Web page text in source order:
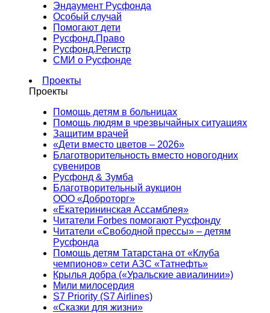
Эндаумент Русфонда
Особый случай
Помогают дети
Русфонд.Право
Русфонд.Регистр
СМИ о Русфонде
Проекты
Проекты
Помощь детям в больницах
Помощь людям в чрезвычайных ситуациях
Защитим врачей
«Дети вместо цветов – 2026»
Благотворительность вместо новогодних
сувениров
Русфонд & Зумба
Благотворительный аукцион
ООО «Доброторг»
«Екатерининская Ассамблея»
Читатели Forbes помогают Русфонду
Читатели «Свободной прессы» – детям
Русфонда
Помощь детям Татарстана от «Клуба
чемпионов» сети АЗС «Татнефть»
Крылья добра («Уральские авиалинии»)
Мили милосердия
S7 Priority (S7 Airlines)
«Сказки для жизни»